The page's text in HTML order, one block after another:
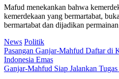
Mafud menekankan bahwa
kemerdekaan yang bermartabat,
bermartabat dan dijadikan
News Politik
Post
navigation
Pasangan Ganjar-Mahfud Daftar di
Indonesia Emas
Ganjar-Mahfud Siap Jalankan